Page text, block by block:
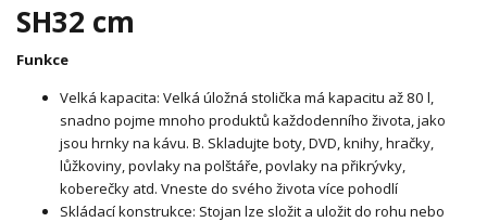
SH32 cm
Funkce
Velká kapacita: Velká úložná stolička má kapacitu až 80 l,
snadno pojme mnoho produktů každodenního života, jako
jsou hrnky na kávu. B. Skladujte boty, DVD, knihy, hračky,
lůžkoviny, povlaky na polštáře, povlaky na přikrývky,
koberečky atd. Vneste do svého života více pohodlí
Skládací konstrukce: Stojan lze složit a uložit do rohu nebo